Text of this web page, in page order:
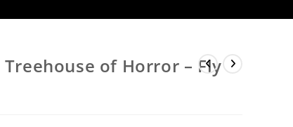
of Horror – Fly